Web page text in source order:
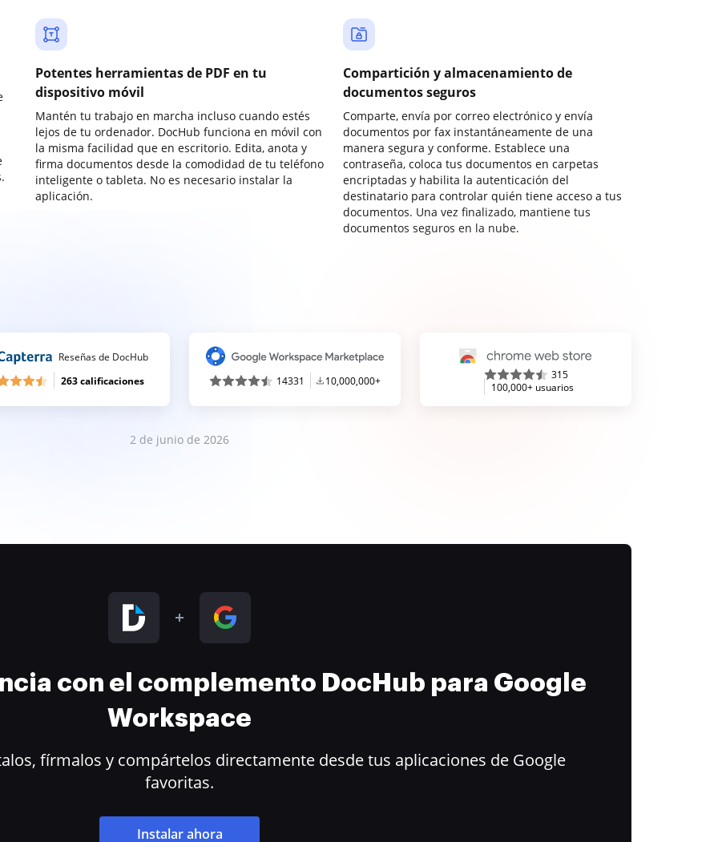
Potentes herramientas de PDF en tu
dispositivo móvil
Mantén tu trabajo en marcha incluso cuando estés
lejos de tu ordenador. DocHub funciona en móvil con
la misma facilidad que en escritorio. Edita, anota y
firma documentos desde la comodidad de tu teléfono
inteligente o tableta. No es necesario instalar la
aplicación.
Compartición y almacenamiento de
documentos seguros
Comparte, envía por correo electrónico y envía
documentos por fax instantáneamente de una
manera segura y conforme. Establece una
contraseña, coloca tus documentos en carpetas
encriptadas y habilita la autenticación del
destinatario para controlar quién tiene acceso a tus
documentos. Una vez finalizado, mantiene tus
documentos seguros en la nube.
Reseñas de DocHub
263 calificaciones
14331 10,000,000+
315
100,000+ usuarios
2 de junio de 2026
con el complemento DocHub para Google
Workspace
fírmalos y compártelos directamente desde tus aplicaciones de Google
favoritas.
Instalar ahora